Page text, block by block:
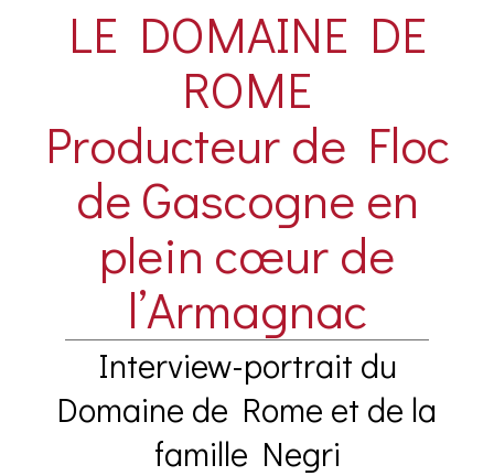
LE DOMAINE DE
ROME
Producteur de Floc
de Gascogne en
plein cœur de
l’Armagnac
Interview-portrait du
Domaine de Rome et de la
famille Negri